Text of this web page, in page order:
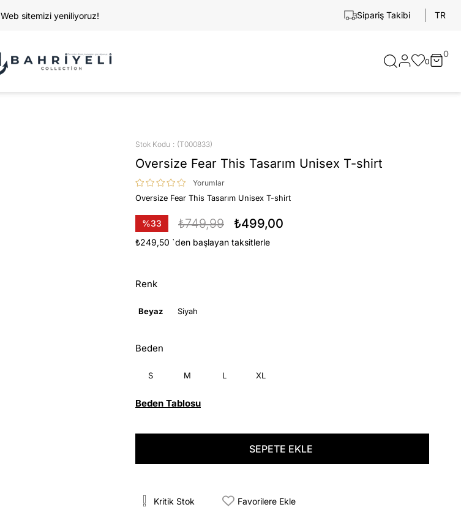
Web sitemizi yeniliyoruz! Sipariş Takibi TR
0
0
Stok Kodu (T000833)
Oversize Fear This Tasarım Unisex T-shirt
Yorumlar
Oversize Fear This Tasarım Unisex T-shirt
%33
İndirim
₺749,99 ₺499,00
₺249,50 `den başlayan taksitlerle
Renk
Beyaz Siyah
Beden
S M L XL
Beden Tablosu
Kritik Stok Favorilere Ekle